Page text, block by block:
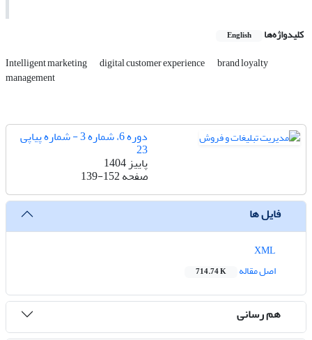
کلیدواژه‌ها English
Intelligent marketing digital customer experience brand loyalty
management
دوره 6، شماره 3 - شماره پیاپی
23
پاییز 1404
صفحه139-152
فایل ها
اصل مقاله
714.74 K
هم رسانی